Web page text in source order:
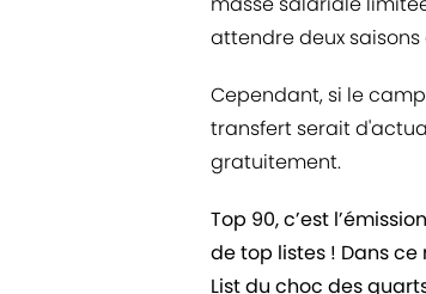
attendre deux
Cependant, si le
transfert serait
gratuitement.
Top 90, c’est
de top listes ! Dans ce
List du choc des